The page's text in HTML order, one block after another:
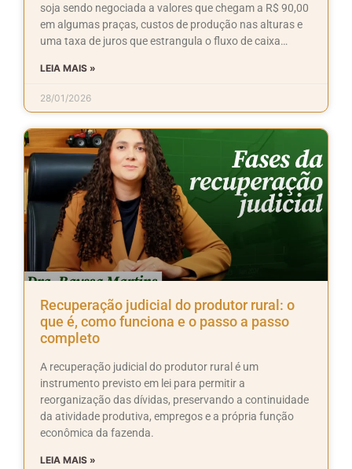
soja sendo negociada a valores que chegam a R$ 90,00
em algumas praças, custos de produção nas alturas e
uma taxa de juros que estrangula o fluxo de caixa…
LEIA MAIS »
28/01/2026
Recuperação judicial do produtor rural: o
que é, como funciona e o passo a passo
completo
A recuperação judicial do produtor rural é um
instrumento previsto em lei para permitir a
reorganização das dívidas, preservando a continuidade
da atividade produtiva, empregos e a própria função
econômica da fazenda.
LEIA MAIS »